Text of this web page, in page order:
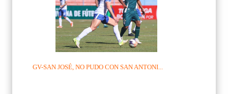
GV-SAN JOSÉ, NO PUDO CON SAN ANTONI...